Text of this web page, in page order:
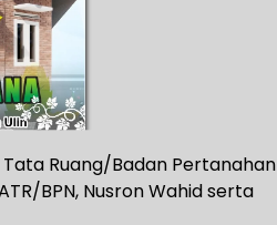
Ruang/Badan Pertanahan
BPN, Nusron Wahid serta